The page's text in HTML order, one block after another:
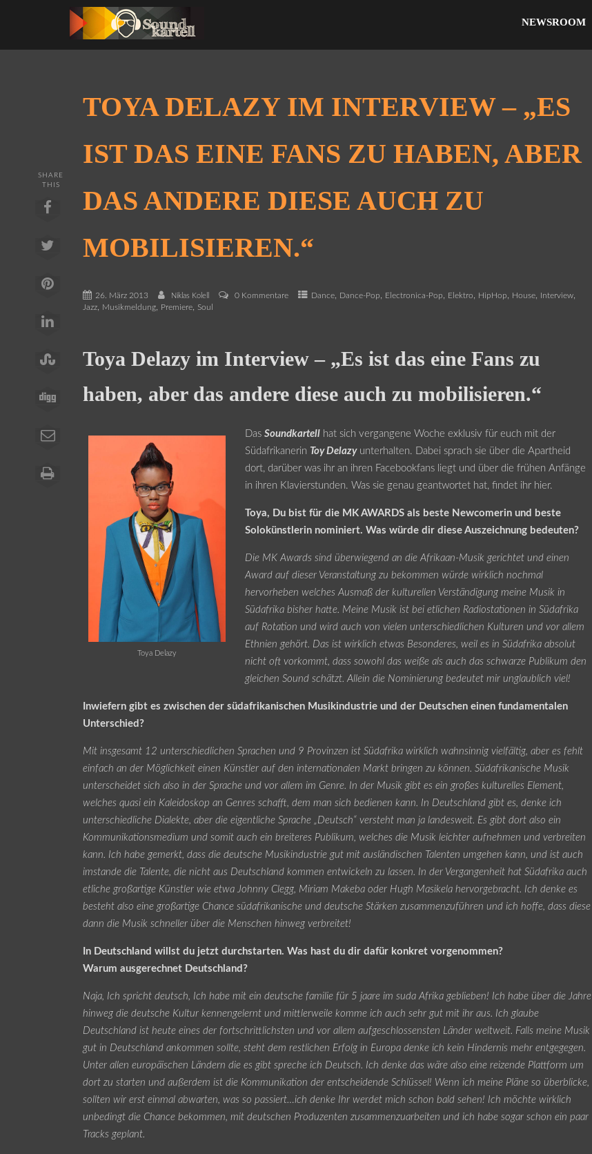
NEWSROOM
TOYA DELAZY IM INTERVIEW – „ES
IST DAS EINE FANS ZU HABEN, ABER
DAS ANDERE DIESE AUCH ZU
MOBILISIEREN.“
26. März 2013 Niklas Kolell 0 Kommentare Dance, Dance-Pop, Electronica-Pop, Elektro, HipHop, House, Interview,
Jazz, Musikmeldung, Premiere, Soul
SHARE
THIS
Toya Delazy im Interview – „Es ist das eine Fans zu
haben, aber das andere diese auch zu mobilisieren.“
Toya Delazy
DasSoundkartell hat sich vergangene Woche exklusiv für euch mit der
Südafrikanerin Toy Delazyunterhalten. Dabei sprach sie über die Apartheid
dort, darüber was ihr an ihren Facebookfans liegt und über die frühen Anfänge
in ihren Klavierstunden. Was sie genau geantwortet hat, findet ihr hier.
Toya, Du bist für die MK AWARDS als beste Newcomerin und beste
Solokünstlerin nominiert. Was würde dir diese Auszeichnung bedeuten?
Die MK Awards sind überwiegend an die Afrikaan-Musik gerichtet und einen
Award auf dieser Veranstaltung zu bekommen würde wirklich nochmal
hervorheben welches Ausmaß der kulturellen Verständigung meine Musik in
Südafrika bisher hatte. Meine Musik ist bei etlichen Radiostationen in Südafrika
auf Rotation und wird auch von vielen unterschiedlichen Kulturen und vor allem
Ethnien gehört. Das ist wirklich etwas Besonderes, weil es in Südafrika absolut
nicht oft vorkommt, dass sowohl das weiße als auch das schwarze Publikum den
gleichen Sound schätzt. Allein die Nominierung bedeutet mir unglaublich viel!
Inwiefern gibt es zwischen der südafrikanischen Musikindustrie und der Deutschen einen fundamentalen
Unterschied?
Mit insgesamt 12 unterschiedlichen Sprachen und 9 Provinzen ist Südafrika wirklich wahnsinnig vielfältig, aber es fehlt
einfach an der Möglichkeit einen Künstler auf den internationalen Markt bringen zu können. Südafrikanische Musik
unterscheidet sich also in der Sprache und vor allem im Genre. In der Musik gibt es ein großes kulturelles Element,
welches quasi ein Kaleidoskop an Genres schafft, dem man sich bedienen kann. In Deutschland gibt es, denke ich
unterschiedliche Dialekte, aber die eigentliche Sprache „Deutsch“ versteht man ja landesweit. Es gibt dort also ein
Kommunikationsmedium und somit auch ein breiteres Publikum, welches die Musik leichter aufnehmen und verbreiten
kann. Ich habe gemerkt, dass die deutsche Musikindustrie gut mit ausländischen Talenten umgehen kann, und ist auch
imstande die Talente, die nicht aus Deutschland kommen entwickeln zu lassen. In der Vergangenheit hat Südafrika auch
etliche großartige Künstler wie etwa Johnny Clegg, Miriam Makeba oder Hugh Masikela hervorgebracht. Ich denke es
besteht also eine großartige Chance südafrikanische und deutsche Stärken zusammenzuführen und ich hoffe, dass diese
dann die Musik schneller über die Menschen hinweg verbreitet!
In Deutschland willst du jetzt durchstarten. Was hast du dir dafür konkret vorgenommen?
Warum ausgerechnet Deutschland?
Naja, Ich spricht deutsch, Ich habe mit ein deutsche familie für 5 jaare im suda Afrika geblieben! Ich habe über die Jahre
hinweg die deutsche Kultur kennengelernt und mittlerweile komme ich auch sehr gut mit ihr aus. Ich glaube
Deutschland ist heute eines der fortschrittlichsten und vor allem aufgeschlossensten Länder weltweit. Falls meine Musik
gut in Deutschland ankommen sollte, steht dem restlichen Erfolg in Europa denke ich kein Hindernis mehr entgegegen.
Unter allen europäischen Ländern die es gibt spreche ich Deutsch. Ich denke das wäre also eine reizende Plattform um
dort zu starten und außerdem ist die Kommunikation der entscheidende Schlüssel! Wenn ich meine Pläne so überblicke,
sollten wir erst einmal abwarten, was so passiert…ich denke Ihr werdet mich schon bald sehen! Ich möchte wirklich
unbedingt die Chance bekommen, mit deutschen Produzenten zusammenzuarbeiten und ich habe sogar schon ein paar
Tracks geplant.